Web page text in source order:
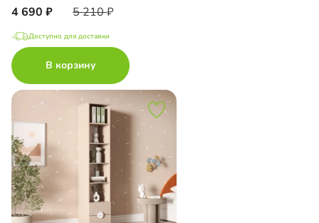
4 690 5 210
Доступно для доставки
В корзину